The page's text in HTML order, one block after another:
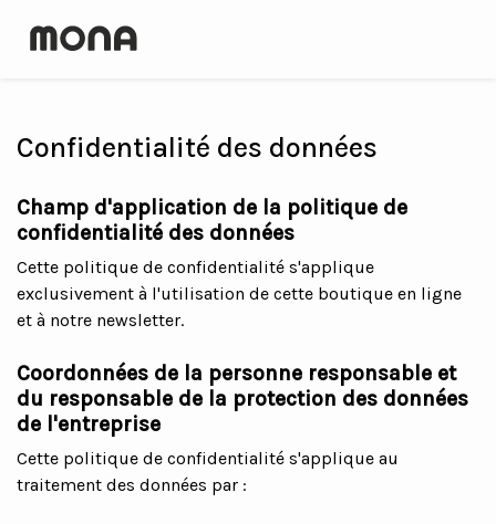
Confidentialité des données
Champ d'application de la politique de
confidentialité des données
Cette politique de confidentialité s'applique
exclusivement à l'utilisation de cette boutique en ligne
et à notre newsletter.
Coordonnées de la personne responsable et
du responsable de la protection des données
de l'entreprise
Cette politique de confidentialité s'applique au
traitement des données par :